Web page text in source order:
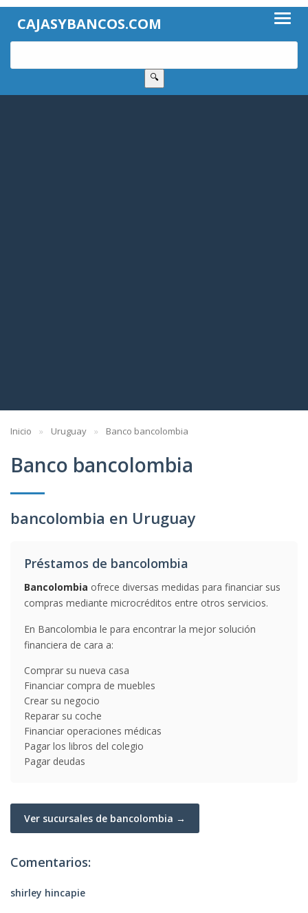
CAJASYBANCOS.COM
🔍
Inicio Uruguay Banco bancolombia
Banco bancolombia
bancolombia en Uruguay
Préstamos de bancolombia
Bancolombia ofrece diversas medidas para financiar sus
compras mediante microcréditos entre otros servicios.
En Bancolombia le para encontrar la mejor solución
financiera de cara a:
Comprar su nueva casa
Financiar compra de muebles
Crear su negocio
Reparar su coche
Financiar operaciones médicas
Pagar los libros del colegio
Pagar deudas
Ver sucursales de bancolombia →
Comentarios:
shirley hincapie